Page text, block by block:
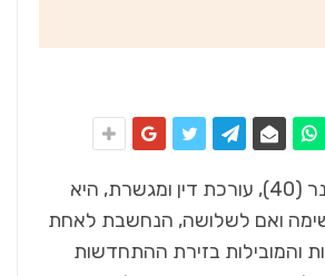
לינור גולומב קרזנר (40), עורכת דין ומגשרת, היא
ואם לשלושה, הנחשבת לאחת
והמובילות בזירת ההתחדשות